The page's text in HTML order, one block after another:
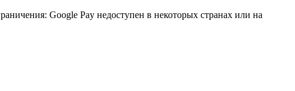
Google Pay недоступен в некоторых странах или на